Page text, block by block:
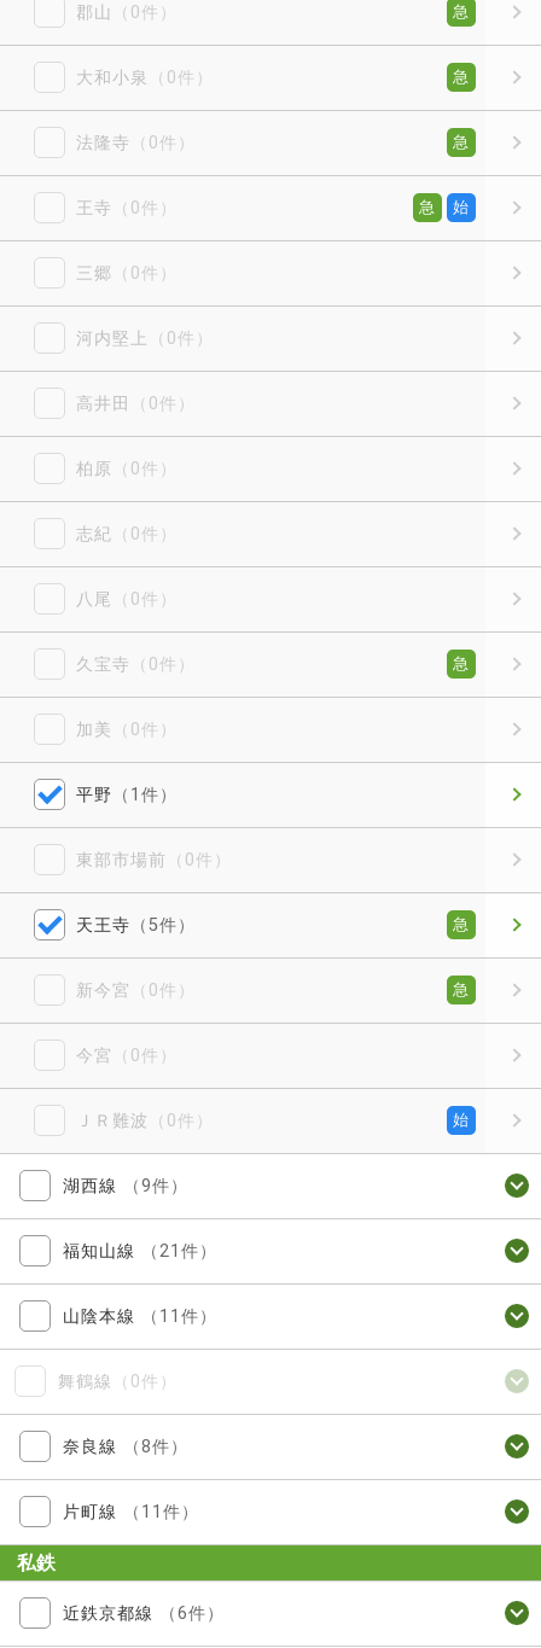
郡山 （0件） 急
大和小泉 （0件） 急
法隆寺 （0件） 急
王寺 （0件） 急 始
三郷 （0件）
河内堅上 （0件）
高井田 （0件）
柏原 （0件）
志紀 （0件）
八尾 （0件）
久宝寺 （0件） 急
加美 （0件）
平野 （1件）
東部市場前 （0件）
天王寺 （5件） 急
新今宮 （0件） 急
今宮 （0件）
ＪＲ難波 （0件） 始
湖西線 （9件）
福知山線 （21件）
山陰本線 （11件）
舞鶴線 （0件）
奈良線 （8件）
片町線 （11件）
私鉄
近鉄京都線 （6件）